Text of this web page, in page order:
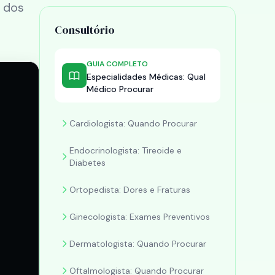
Consultório
GUIA COMPLETO
Especialidades Médicas: Qual
Médico Procurar
Cardiologista: Quando Procurar
Endocrinologista: Tireoide e
Diabetes
Ortopedista: Dores e Fraturas
Ginecologista: Exames Preventivos
Dermatologista: Quando Procurar
Oftalmologista: Quando Procurar